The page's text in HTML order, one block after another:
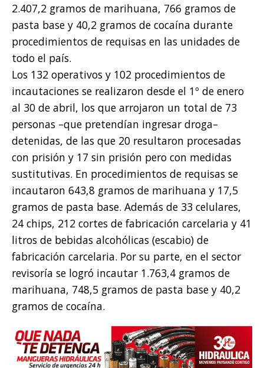
2.407,2 gramos de marihuana, 766 gramos de
pasta base y 40,2 gramos de cocaína durante
procedimientos de requisas en las unidades de
todo el país.
Los 132 operativos y 102 procedimientos de
incautaciones se realizaron desde el 1º de enero
al 30 de abril, los que arrojaron un total de 73
personas –que pretendían ingresar droga–
detenidas, de las que 20 resultaron procesadas
con prisión y 17 sin prisión pero con medidas
sustitutivas. En procedimientos de requisas se
incautaron 643,8 gramos de marihuana y 17,5
gramos de pasta base. Además de 33 celulares,
24 chips, 212 cortes de fabricación carcelaria y 41
litros de bebidas alcohólicas (escabio) de
fabricación carcelaria. Por su parte, en el sector
revisoría se logró incautar 1.763,4 gramos de
marihuana, 748,5 gramos de pasta base y 40,2
gramos de cocaína.